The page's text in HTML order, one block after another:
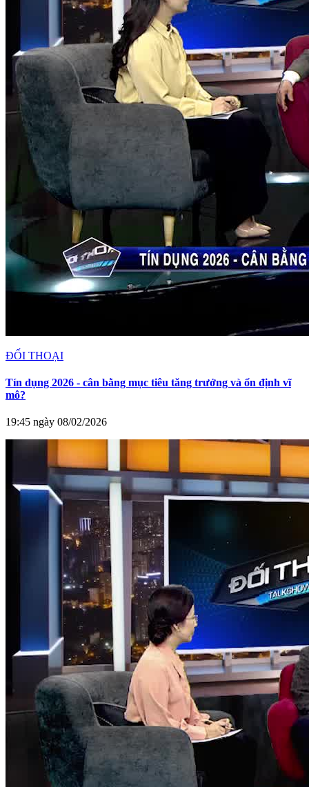
ĐỐI THOẠI
Tín dụng 2026 - cân bằng mục tiêu tăng trưởng và ổn định vĩ
mô?
19:45 ngày 08/02/2026